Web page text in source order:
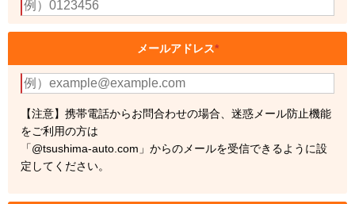
メールアドレス*
【注意】携帯電話からお問合わせの場合、迷惑メール防止機能
をご利用の方は
「@tsushima-auto.com」からのメールを受信できるように設
定してください。